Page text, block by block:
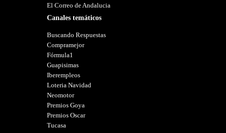
El Correo de Andalucia
Canales temáticos
Buscando Respuestas
Compramejor
Fórmula1
Guapisimas
Iberempleos
Loteria Navidad
Neomotor
Premios Goya
Premios Oscar
Tucasa